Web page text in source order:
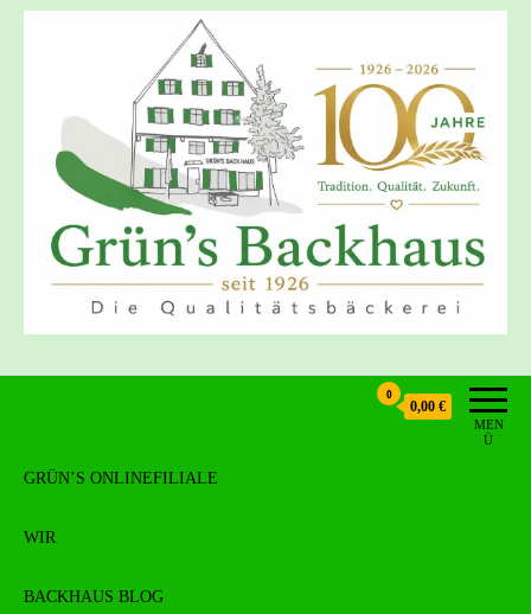
Grün's Backhaus
MEN
Ü
0
0,00 €
GRÜN’S ONLINEFILIALE
WIR
BACKHAUS BLOG